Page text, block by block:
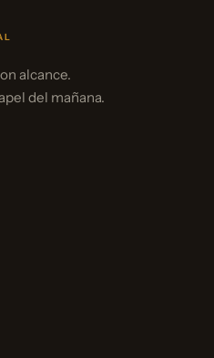
alcance.
del mañana.